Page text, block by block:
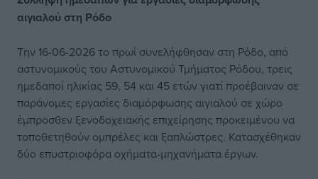
αιγιαλού στη Ρόδο
Την 16-06-2026 το πρωί συνελήφθησαν στη Ρόδο, από
αστυνομικούς του Αστυνομικού Τμήματος Ρόδου, τρεις
ημεδαποί ηλικίας 59, 54 και 45 ετών γιατί προέβαιναν σε
παράνομες εργασίες διαμόρφωσης αιγιαλού σε χώρο
έμπροσθεν ξενοδοχειακής επιχείρησης προκειμένου να
τοποθετηθούν ομπρέλες και ξαπλώστρες. Κατασχέθηκαν
δύο επυστριοφόρα οχήματα-μηχανήματα έργων.